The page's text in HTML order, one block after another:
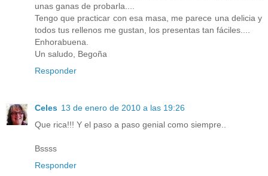
unas ganas de probarla....
Tengo que practicar con esa masa, me parece una delicia y
todos tus rellenos me gustan, los presentas tan fáciles....
Enhorabuena.
Un saludo, Begoña
Responder
Celes 13 de enero de 2010 a las 19:26
Que rica!!! Y el paso a paso genial como siempre..
Bssss
Responder